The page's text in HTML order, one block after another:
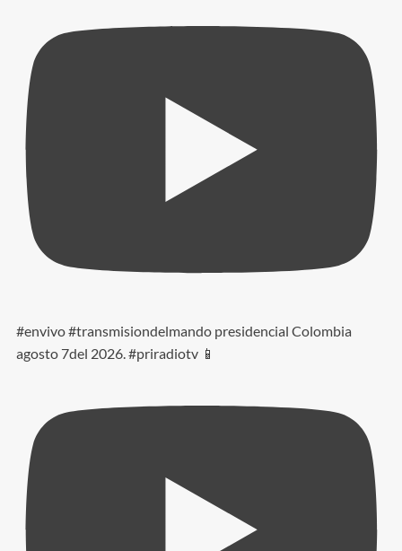
#envivo #transmisiondelmando presidencial Colombia
agosto 7del 2026. #priradiotv 📱